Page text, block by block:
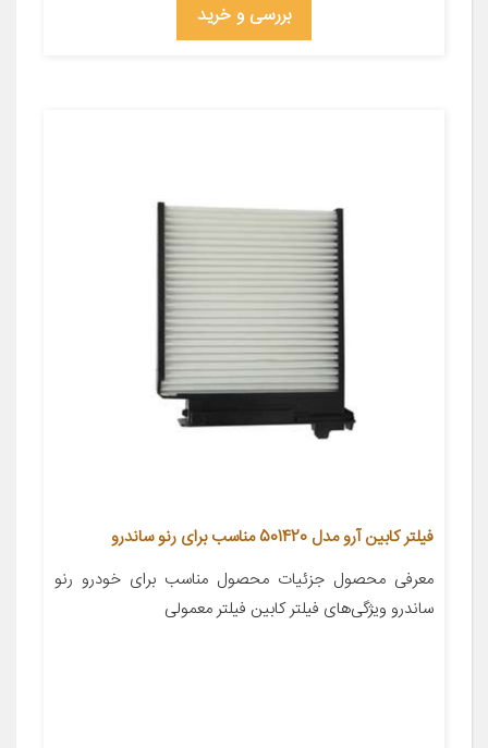
بررسی و خرید
فیلتر کابین آرو مدل 501420 مناسب برای رنو ساندرو
معرفی محصول جزئیات محصول مناسب برای خودرو رنو
ساندرو ویژگی‌های فیلتر کابین فیلتر معمولی